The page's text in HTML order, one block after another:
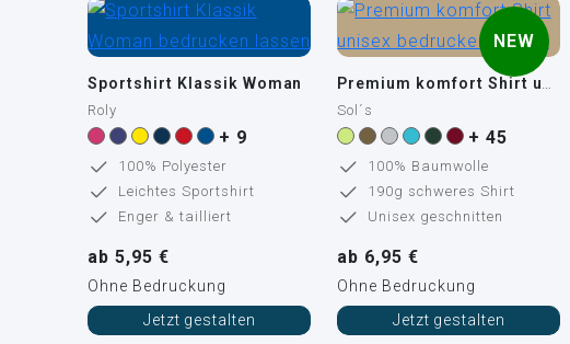
Sportshirt Klassik Woman
Roly
+ 9
100% Polyester
Leichtes Sportshirt
Enger & tailliert
ab 5,95 €
Ohne Bedruckung
Jetzt gestalten
NEW
Sol´s
+ 45
100% Baumwolle
190g schweres Shirt
Unisex geschnitten
ab 6,95 €
Ohne Bedruckung
Jetzt gestalten